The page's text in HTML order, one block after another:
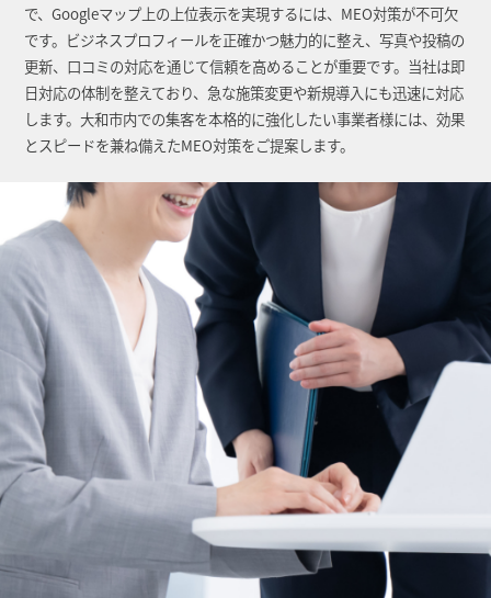
で、Googleマップ上の上位表示を実現するには、MEO対策が不可欠
です。ビジネスプロフィールを正確かつ魅力的に整え、写真や投稿の
更新、口コミの対応を通じて信頼を高めることが重要です。当社は即
日対応の体制を整えており、急な施策変更や新規導入にも迅速に対応
します。大和市内での集客を本格的に強化したい事業者様には、効果
とスピードを兼ね備えたMEO対策をご提案します。